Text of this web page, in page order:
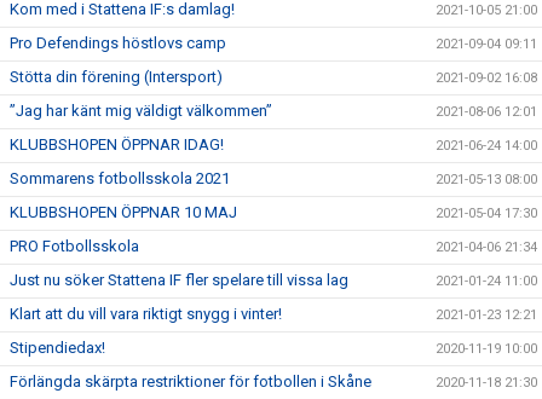
Kom med i Stattena IF:s damlag! 2021-10-05 21:00
Pro Defendings höstlovs camp 2021-09-04 09:11
Stötta din förening (Intersport) 2021-09-02 16:08
”Jag har känt mig väldigt välkommen” 2021-08-06 12:01
KLUBBSHOPEN ÖPPNAR IDAG! 2021-06-24 14:00
Sommarens fotbollsskola 2021 2021-05-13 08:00
KLUBBSHOPEN ÖPPNAR 10 MAJ 2021-05-04 17:30
PRO Fotbollsskola 2021-04-06 21:34
Just nu söker Stattena IF fler spelare till vissa lag 2021-01-24 11:00
Klart att du vill vara riktigt snygg i vinter! 2021-01-23 12:21
Stipendiedax! 2020-11-19 10:00
Förlängda skärpta restriktioner för fotbollen i Skåne 2020-11-18 21:30